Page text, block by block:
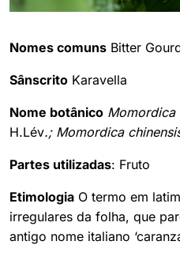
Nomes comuns Bitter
Sânscrito Karavella
Nome botânico Momordica
H.Lév.; Momordica
Partes utilizadas: Fruto
Etimologia O termo em latim
irregulares da folha, que
antigo nome italiano